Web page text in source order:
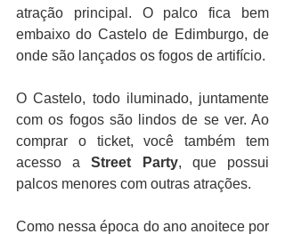
atração principal. O palco fica bem
embaixo do Castelo de Edimburgo, de
onde são lançados os fogos de artifício.
O Castelo, todo iluminado, juntamente
com os fogos são lindos de se ver. Ao
comprar o ticket, você também tem
acesso a Street Party, que possui
palcos menores com outras atrações.
Como nessa época do ano anoitece por